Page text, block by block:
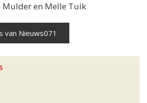
en Melle Tuik
van Nieuws071